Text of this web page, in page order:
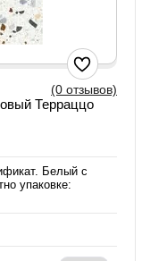
(0 отзывов)
Терраццо
Белый с
упаковке: